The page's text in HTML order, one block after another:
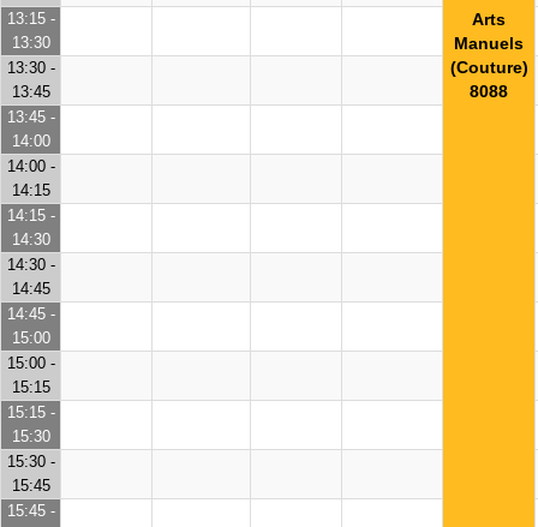
Arts
Manuels
(Couture)
8088
13:15 -
13:30
13:30 -
13:45
13:45 -
14:00
14:00 -
14:15
14:15 -
14:30
14:30 -
14:45
14:45 -
15:00
15:00 -
15:15
15:15 -
15:30
15:30 -
15:45
15:45 -